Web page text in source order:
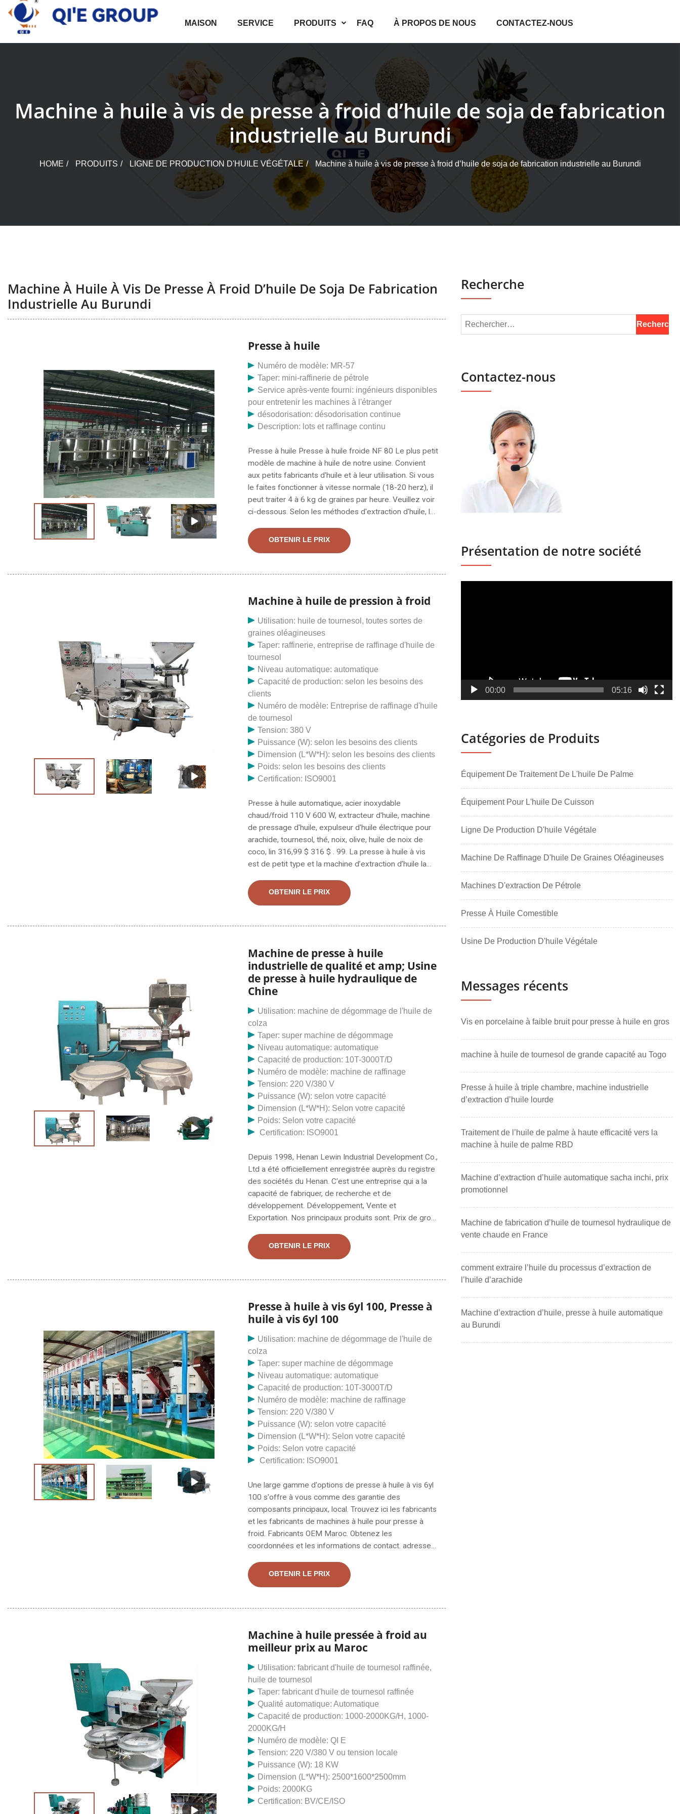
Skip
content
MAISON SERVICE PRODUITS FAQ À PROPOS DE NOUS CONTACTEZ-NOUS
Machine à huile à vis de presse à froid d’huile de soja de fabrication
industrielle au Burundi
HOME PRODUITS LIGNE DE PRODUCTION D'HUILE VÉGÉTALE Machine à huile à vis de presse à froid d’huile de soja de fabrication industrielle au Burundi
Machine À Huile À Vis De Presse À Froid D’huile De Soja De Fabrication
Industrielle Au Burundi
Presse à huile
Numéro de modèle: MR-57
Taper: mini-raffinerie de pétrole
Service après-vente fourni: ingénieurs disponibles
pour entretenir les machines à l'étranger
désodorisation: désodorisation continue
Description: lots et raffinage continu
Presse à huile Presse à huile froide NF 80 Le plus petit
modèle de machine à huile de notre usine. Convient
aux petits fabricants d'huile et à leur utilisation. Si vous
le faites fonctionner à vitesse normale (18-20 herz), il
peut traiter 4 à 6 kg de graines par heure. Veuillez voir
ci-dessous. Selon les méthodes d'extraction d'huile, la
essentiellement divisée en deux types, la presse à
huile à vis et l'usine d'extraction par solvant.
bien aux petites qu'aux grandes échelles.
OBTENIR LE PRIX
Machine à huile de pression à froid
Utilisation: huile de tournesol, toutes sortes de
graines oléagineuses
Taper: raffinerie, entreprise de raffinage d'huile de
tournesol
Niveau automatique: automatique
Capacité de production: selon les besoins des
clients
Numéro de modèle: Entreprise de raffinage d'huile
de tournesol
Tension: 380 V
Puissance (W): selon les besoins des clients
Dimension (L*W*H): selon les besoins des clients
Poids: selon les besoins des clients
Certification: ISO9001
Presse à huile automatique, acier inoxydable
chaud/froid 110 V 600 W, extracteur d'huile, machine
de pressage d'huile, expulseur d'huile électrique pour
arachide, tournesol, thé, noix, olive, huile de noix de
coco, lin 316,99 $ 316 $ . 99. La presse à huile à vis
est de petit type et la machine d’extraction d’huile la
ligne de production d’huile à petite ou moyenne échelle
pour produire des huiles comestibles. La presse à huile
nouvellement développée
OBTENIR LE PRIX
Machine de presse à huile
industrielle de qualité et amp; Usine
de presse à huile hydraulique de
Chine
Utilisation: machine de dégommage de l'huile de
colza
Taper: super machine de dégommage
Niveau automatique: automatique
Capacité de production: 10T-3000T/D
Numéro de modèle: machine de raffinage
Tension: 220 V/380 V
Puissance (W): selon votre capacité
Dimension (L*W*H): Selon votre capacité
Poids: Selon votre capacité
Certification: ISO9001
Depuis 1998, Henan Lewin Industrial Development Co.,
Ltd a été officiellement enregistrée auprès du registre
des sociétés du Henan. C'est une entreprise qui a la
capacité de fabriquer, de recherche et de
développement. Développement, Vente et
Exportation. Nos principaux produits sont. Prix de gros
vis, prix de la machine Modèle NO. HJ-P40 Matériau
entièrement en acier inoxydable Puissance 1,5 kW, 220
par heure Application Presse à huile utilisée pour :
OBTENIR LE PRIX
Presse à huile à vis 6yl 100, Presse à
huile à vis 6yl 100
Utilisation: machine de dégommage de l'huile de
colza
Taper: super machine de dégommage
Niveau automatique: automatique
Capacité de production: 10T-3000T/D
Numéro de modèle: machine de raffinage
Tension: 220 V/380 V
Puissance (W): selon votre capacité
Dimension (L*W*H): Selon votre capacité
Poids: Selon votre capacité
Certification: ISO9001
Une large gamme d'options de presse à huile à vis 6yl
100 s'offre à vous comme des garantie des
composants principaux, local. Trouvez ici les fabricants
et les fabricants de machines à huile pour presse à
froid. Fabricants OEM Maroc. Obtenez les
coordonnées et les informations de contact. adresse
machines à huile de presse à froid à travers le Maroc.
Marque : arachides, noix de coco, sésame, soja, noix,
OBTENIR LE PRIX
Machine à huile pressée à froid au
meilleur prix au Maroc
Utilisation: fabricant d'huile de tournesol raffinée,
huile de tournesol
Taper: fabricant d'huile de tournesol raffinée
Qualité automatique: Automatique
Capacité de production: 1000-2000KG/H, 1000-
2000KG/H
Numéro de modèle: QI E
Tension: 220 V/380 V ou tension locale
Puissance (W): 18 KW
Dimension (L*W*H): 2500*1600*2500mm
Poids: 2000KG
Certification: BV/CE/ISO
Recherche
Contactez-nous
Présentation de notre société
00:00 05:16
Catégories de Produits
Équipement De Traitement De L'huile De Palme
Équipement Pour L'huile De Cuisson
Ligne De Production D'huile Végétale
Machine De Raffinage D'huile De Graines Oléagineuses
Machines D'extraction De Pétrole
Presse À Huile Comestible
Usine De Production D'huile Végétale
Messages récents
Vis en porcelaine à faible bruit pour presse à huile en gros
machine à huile de tournesol de grande capacité au Togo
Presse à huile à triple chambre, machine industrielle
d’extraction d’huile lourde
Traitement de l’huile de palme à haute efficacité vers la
machine à huile de palme RBD
Machine d’extraction d’huile automatique sacha inchi, prix
promotionnel
Machine de fabrication d’huile de tournesol hydraulique de
vente chaude en France
comment extraire l’huile du processus d’extraction de
l’huile d’arachide
Machine d’extraction d’huile, presse à huile automatique
au Burundi